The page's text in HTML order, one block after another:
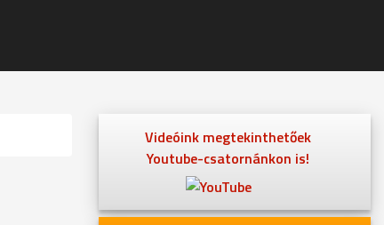
Videóink megtekinthetőek
Youtube-csatornánkon is!